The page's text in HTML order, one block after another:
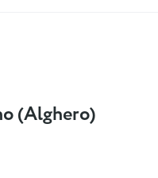
(Alghero)